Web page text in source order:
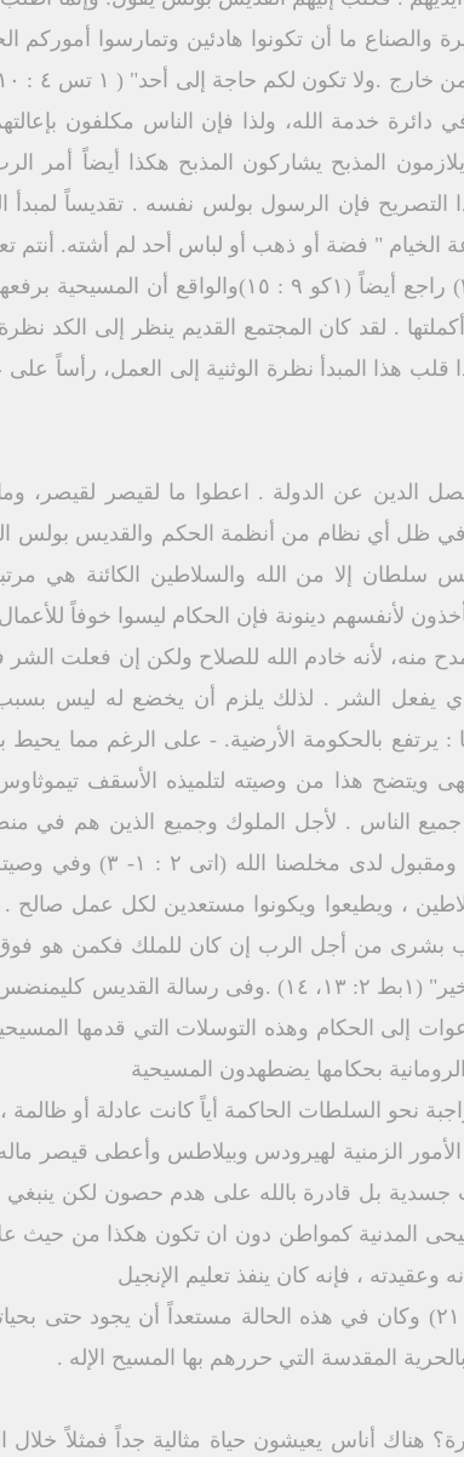
ما أن تكونوا هادئين وتمارسوا أموركم
في دائرة خدمة الله، ولذا فإن الناس مكلفون
المذبح يشاركون المذبح هكذا أيضاً أمر
(١كو٩: ١٣، ١٤) ورغم هذا التصريح فإن الرسول بولس نفسه .
الخيام " فضة أو ذهب أو لباس أحد لم أشته. أنتم
معى خدمتها هاتان اليدان . (اع ۲۰ : ۳۳، ٣٤) راجع أيضاً
. لقد كان المجتمع القديم ينظر إلى الكد
قلب هذا المبدأ نظرة الوثنية إلى العمل، رأساً
في ظل أي نظام من أنظمة الحكم والقديس بولس
سلطان إلا من الله والسلاطين الكائنة هي
لأنفسهم دينونة فإن الحكام ليسوا خوفاً
منه، لأنه خادم الله للصلاح ولكن إن فعلت الشر
يفعل الشر . لذلك يلزم أن يخضع له ليس
الرسول هنا : يرتفع بالحكومة الأرضية. - على الرغم مما
إلهى ويتضح هذا من وصيته لتلميذه الأسقف
جميع الناس . لأجل الملوك وجميع الذين هم في
هادئة فى كل تقوى ووقار . لأن
، ويطيعوا ويكونوا مستعدين لكل عمل صالح .
لكل ترتيب بشرى من أجل الرب إن كان للملك فكمن
للإنتقام من فاعلى الشر، وللمدح لفاعلى الخير" (۱بط ۲:
نجد صلوات ودعوات إلى الحكام وهذه التوسلات التي قدمها
بحكامها يضطهدون المسيحية
نحو السلطات الحاكمة أياً كانت عادلة أو
الزمنية لهيرودس وبيلاطس وأعطى قيصر
جسدية بل قادرة بالله على هدم حصون لكن
المدنية كمواطن دون ان تكون هكذا من حيث
، فإنه كان ينفذ تعليم الإنجيل
ينبغى أن يطاع الله أكثر من الناس" (أع ٥: ٢١) وكان في هذه الحالة مستعداً
المقدسة التي حررهم بها المسيح الإله .
هناك أناس يعيشون حياة مثالية جداً فمثلاً